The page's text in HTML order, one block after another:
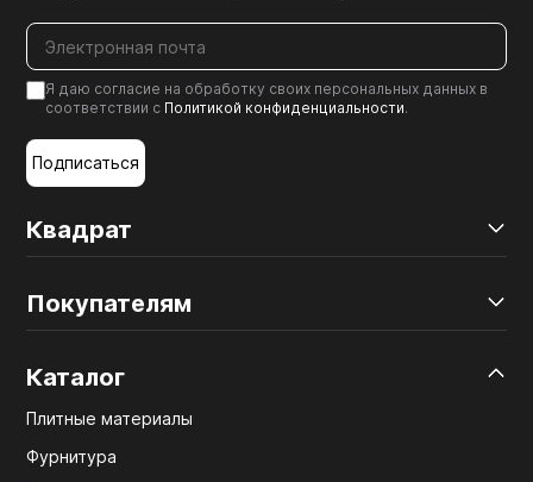
Квадрат
Покупателям
Каталог
Плитные материалы
Фурнитура
Я даю согласие на обработку своих персональных данных в
соответствии с Политикой конфиденциальности.
Подписаться